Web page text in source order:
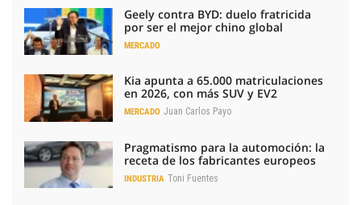
Geely contra BYD: duelo fratricida
por ser el mejor chino global
MERCADO
Kia apunta a 65.000 matriculaciones
en 2026, con más SUV y EV2
MERCADO Juan Carlos Payo
Pragmatismo para la automoción: la
receta de los fabricantes europeos
INDUSTRIA Toni Fuentes